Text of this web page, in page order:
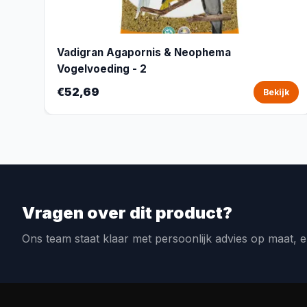
Vadigran Agapornis & Neophema
Vogelvoeding - 2
€52,69 Bekijk
Vragen over dit product?
Ons team staat klaar met persoonlijk advies op maat,